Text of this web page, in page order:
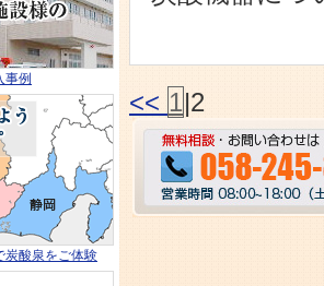
<< 1|2
事例
炭酸泉をご体験